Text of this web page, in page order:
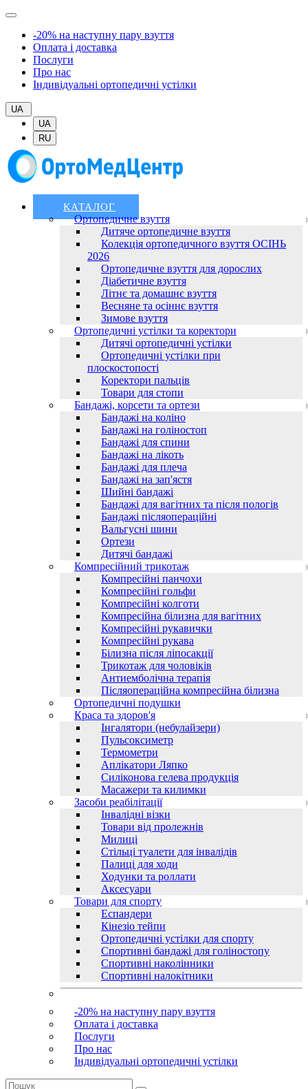
-20% на наступну пару взуття
Оплата і доставка
Послуги
Про нас
Індивідуальні ортопедичні устілки
UA
UA
RU
КАТАЛОГ
Ортопедичне взуття
Дитяче ортопедичне взуття
Колекція ортопедичного взуття ОСІНЬ
2026
Ортопедичне взуття для дорослих
Діабетичне взуття
Літнє та домашнє взуття
Весняне та осіннє взуття
Зимове взуття
Ортопедичні устілки та коректори
Дитячі ортопедичні устілки
Ортопедичні устілки при
плоскостопості
Коректори пальців
Товари для стопи
Бандажі, корсети та ортези
Бандажі на коліно
Бандажі на голіностоп
Бандажі для спини
Бандажі на лікоть
Бандажі для плеча
Бандажі на зап'ястя
Шийні бандажі
Бандажі для вагітних та після пологів
Бандажі післяопераційні
Вальгусні шини
Ортези
Дитячі бандажі
Компресійний трикотаж
Компресійні панчохи
Компресійні гольфи
Компресійні колготи
Компресійна білизна для вагітних
Компресійні рукавички
Компресійні рукава
Білизна після ліпосакції
Трикотаж для чоловіків
Антиемболічна терапія
Післяопераційна компресійна білизна
Ортопедичні подушки
Краса та здоров'я
Інгалятори (небулайзери)
Пульсоксиметр
Термометри
Аплікатори Ляпко
Силіконова гелева продукція
Масажери та килимки
Засоби реабілітації
Інвалідні візки
Товари від пролежнів
Милиці
Стільці туалети для інвалідів
Палиці для ходи
Ходунки та роллати
Аксесуари
Товари для спорту
Еспандери
Кінезіо тейпи
Ортопедичні устілки для спорту
Спортивні бандажі для голіностопу
Спортивні наколінники
Спортивні налокітники
-20% на наступну пару взуття
Оплата і доставка
Послуги
Про нас
Індивідуальні ортопедичні устілки